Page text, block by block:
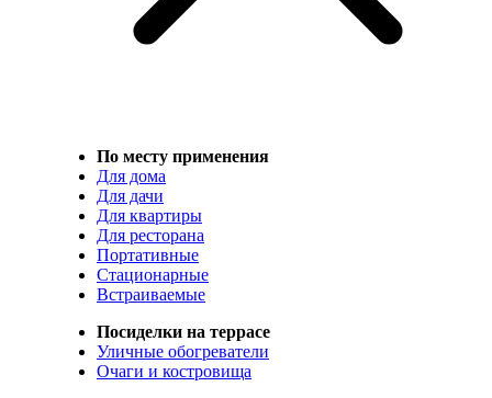
По месту применения
Для дома
Для дачи
Для квартиры
Для ресторана
Портативные
Стационарные
Встраиваемые
Посиделки на террасе
Уличные обогреватели
Очаги и костровища